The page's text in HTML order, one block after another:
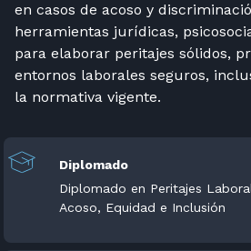
en casos de acoso y
herramientas jurídicas,
para elaborar peritajes sólidos,
entornos laborales seguros,
la normativa vigente.
Diplomado
Diplomado en Peritajes
Acoso, Equidad e Inclusión